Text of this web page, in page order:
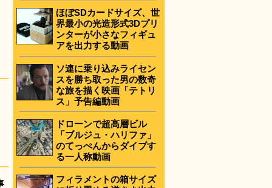
ほぼSDカードサイズ、世
界最小の光造形式3Dプリ
ンターが小さなフィギュ
アを出力する動画
ソ連に乗り込みライセン
スを勝ち取った男の数奇
な旅を描く映画「テトリ
ス」予告編動画
ドローンで超高層ビル
「ブルジュ・ハリファ」
のてっぺんからダイブす
る一人称動画
フィラメントの箱サイズ